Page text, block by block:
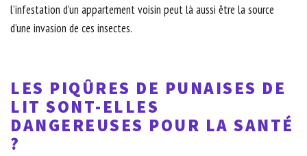
l’infestation d’un appartement voisin peut là aussi être la source
d’une invasion de ces insectes.
LES PIQÛRES DE PUNAISES DE
LIT SONT-ELLES
DANGEREUSES POUR LA SANTÉ
?